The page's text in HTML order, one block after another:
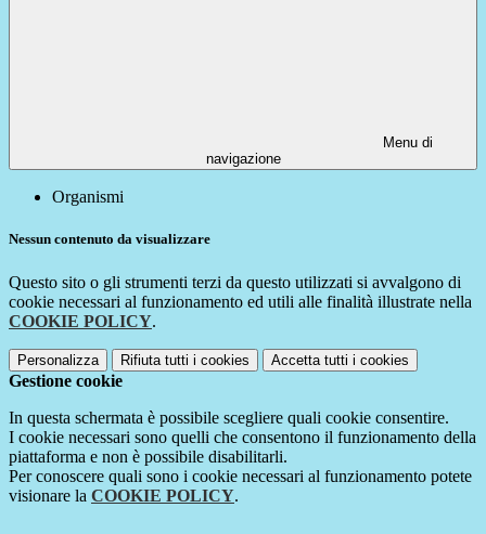
Menu di
navigazione
Organismi
Nessun contenuto da visualizzare
Questo sito o gli strumenti terzi da questo utilizzati si avvalgono di
cookie necessari al funzionamento ed utili alle finalità illustrate nella
COOKIE POLICY.
Personalizza Rifiuta tutti i cookies Accetta tutti i cookies
Gestione cookie
In questa schermata è possibile scegliere quali cookie consentire.
I cookie necessari sono quelli che consentono il funzionamento della
piattaforma e non è possibile disabilitarli.
Per conoscere quali sono i cookie necessari al funzionamento potete
visionare la COOKIE POLICY.